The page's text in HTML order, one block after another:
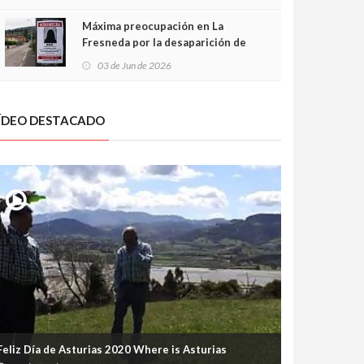
Máxima preocupación en La
Fresneda por la desaparición de
03 de Jun de 2026
DESTACADO
Día de Asturias 2020 Where is Asturias